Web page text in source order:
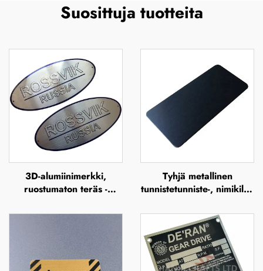
Suosittuja tuotteita
3D-alumiinimerkki,
ruostumaton teräs -
metallilogon nimikilvet
Tyhjä metallinen
tunnistetunniste-, nimikilpi-
alumiinimerkki,
tunnistelevy, ruostumaton
teräs -nimikilpi